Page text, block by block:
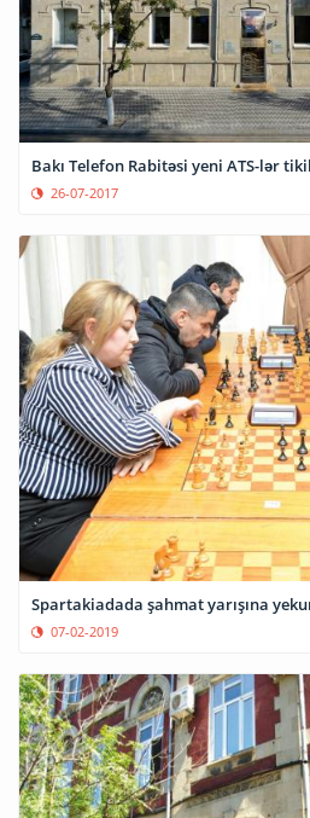
Bakı Telefon Rabitəsi yeni ATS-lər
26-07-2017
Spartakiadada şahmat yarışına
07-02-2019